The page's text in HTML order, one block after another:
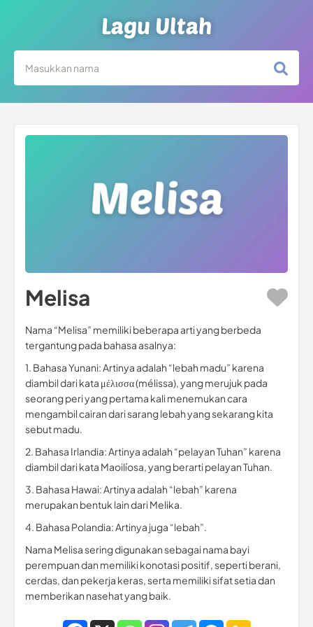
Lagu Ultah
Melisa
Nama “Melisa” memiliki beberapa arti yang berbeda
tergantung pada bahasa asalnya:
1. Bahasa Yunani: Artinya adalah “lebah madu” karena
diambil dari kata μέλισσα (mélissa), yang merujuk pada
seorang peri yang pertama kali menemukan cara
mengambil cairan dari sarang lebah yang sekarang kita
sebut madu.
2. Bahasa Irlandia: Artinya adalah “pelayan Tuhan” karena
diambil dari kata Maoilíosa, yang berarti pelayan Tuhan.
3. Bahasa Hawai: Artinya adalah “lebah” karena
merupakan bentuk lain dari Melika.
4. Bahasa Polandia: Artinya juga “lebah”.
Nama Melisa sering digunakan sebagai nama bayi
perempuan dan memiliki konotasi positif, seperti berani,
cerdas, dan pekerja keras, serta memiliki sifat setia dan
memberikan nasehat yang baik.